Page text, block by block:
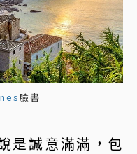
臉書
是誠意滿滿，包